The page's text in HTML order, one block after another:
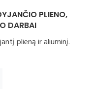
PLIENO,
DARBAI
plieną ir aliuminį.